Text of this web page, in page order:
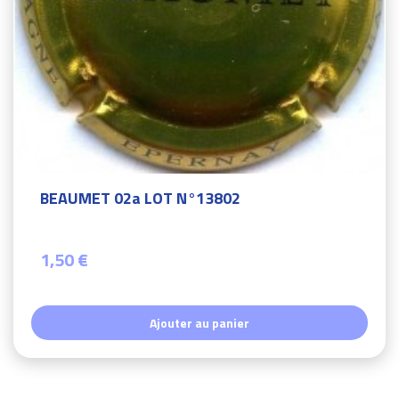
BEAUMET 02a LOT N°13802
1,50 €
Ajouter au panier